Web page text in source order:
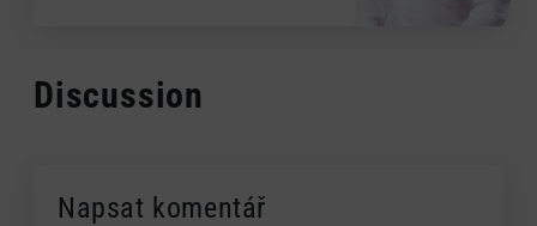
Discussion
Napsat komentář